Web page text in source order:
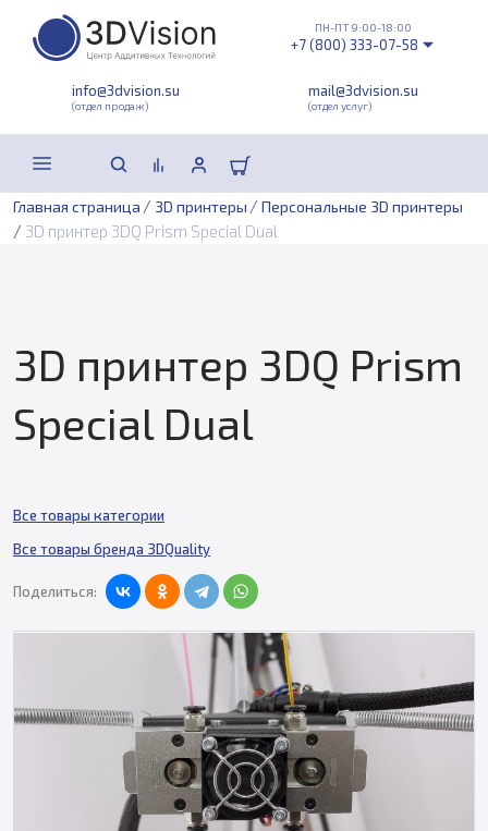
info@3dvision.su
(отдел продаж)
mail@3dvision.su
(отдел услуг)
ПН-ПТ 9:00-18:00
+7 (800) 333-07-58
Главная страница / 3D принтеры / Персональные 3D принтеры
/ 3D принтер 3DQ Prism Special Dual
3D принтер 3DQ Prism
Special Dual
Все товары категории
Все товары бренда 3DQuality
Поделиться: